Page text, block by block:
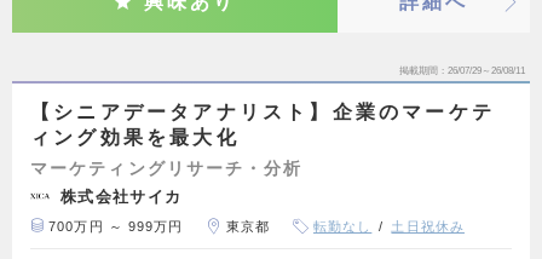
掲載期間 26/07/29～26/08/11
【シニアデータアナリスト】企業のマーケテ
ィング効果を最大化
マーケティングリサーチ・分析
株式会社サイカ
700万円 ～ 999万円 東京都 転勤なし 土日祝休み